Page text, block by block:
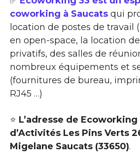
coworking à Saucats qui
location de postes de travail
en open-space, la location
privatifs, des salles de
nombreux équipements et
(fournitures de bureau,
RJ45 …)
⭐ L’adresse de
d’Activités Les Pins Verts
Migelane Saucats (33650).